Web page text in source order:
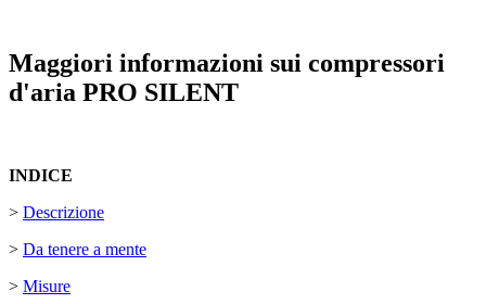
Maggiori informazioni sui compressori
d'aria PRO SILENT
INDICE
> Descrizione
> Da tenere a mente
> Misure